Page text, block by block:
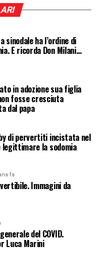
sinodale ha l’ordine di
E ricorda Don Milani…
in adozione sua figlia
fosse cresciuta
dal papa
di pervertiti incistata nel
legittimare la sodomia
fa
Immagini da
del COVID.
Luca Marini